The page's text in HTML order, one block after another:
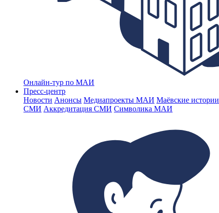
Онлайн-тур по МАИ
Пресс-центр
Новости Анонсы Медиапроекты МАИ Маёвские
СМИ Аккредитация СМИ Символика МАИ